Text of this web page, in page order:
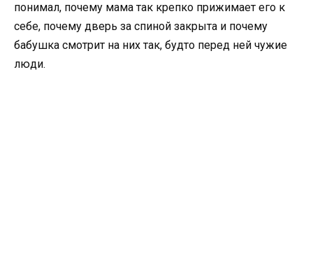
понимал, почему мама так крепко прижимает его к
себе, почему дверь за спиной закрыта и почему
бабушка смотрит на них так, будто перед ней чужие
люди.